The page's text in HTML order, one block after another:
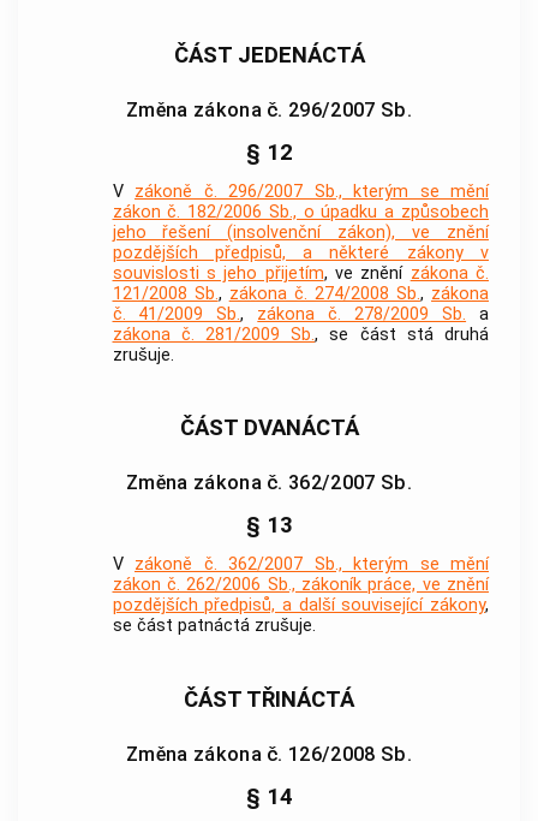
ČÁST JEDENÁCTÁ
Změna zákona č. 296/2007 Sb.
§ 12
V zákoně č. 296/2007 Sb., kterým se mění
zákon č. 182/2006 Sb., o úpadku a způsobech
jeho řešení (insolvenční zákon), ve znění
pozdějších předpisů, a některé zákony v
souvislosti s jeho přijetím, ve znění zákona č.
121/2008 Sb., zákona č. 274/2008 Sb., zákona
č. 41/2009 Sb., zákona č. 278/2009 Sb. a
zákona č. 281/2009 Sb., se část stá druhá
zrušuje.
ČÁST DVANÁCTÁ
Změna zákona č. 362/2007 Sb.
§ 13
V zákoně č. 362/2007 Sb., kterým se mění
zákon č. 262/2006 Sb., zákoník práce, ve znění
pozdějších předpisů, a další související zákony,
se část patnáctá zrušuje.
ČÁST TŘINÁCTÁ
Změna zákona č. 126/2008 Sb.
§ 14